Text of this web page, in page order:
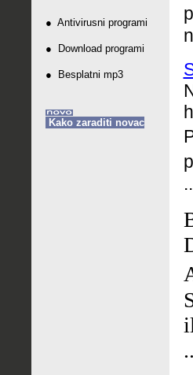
● Antivirusni programi
● Download programi
● Besplatni mp3
Kako zaraditi novac